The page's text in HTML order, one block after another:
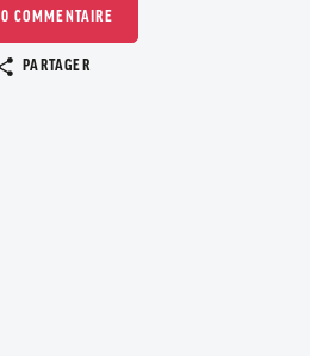
0 COMMENTAIRE
PARTAGER